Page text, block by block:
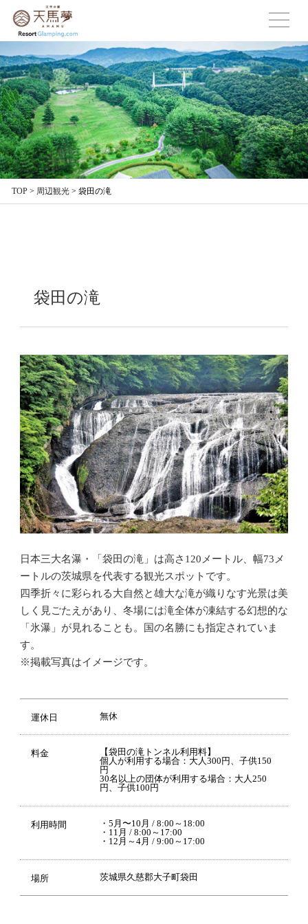
TOP> 周辺観光> 袋田の滝
袋田の滝
日本三大名瀑・「袋田の滝」は高さ120メートル、幅73メ
ートルの茨城県を代表する観光スポットです。
四季折々に彩られる大自然と雄大な滝が織りなす光景は美
しく見ごたえがあり、冬場には滝全体が凍結する幻想的な
「氷瀑」が見れることも。国の名勝にも指定されていま
す。
※掲載写真はイメージです。
運休日 無休
料金
【袋田の滝トンネル利用料】
個人が利用する場合：大人300円、子供150
円
30名以上の団体が利用する場合：大人250
円、子供100円
利用時間
・5月〜10月 / 8:00～18:00
・11月 / 8:00～17:00
・12月～4月 / 9:00～17:00
場所 茨城県久慈郡大子町袋田